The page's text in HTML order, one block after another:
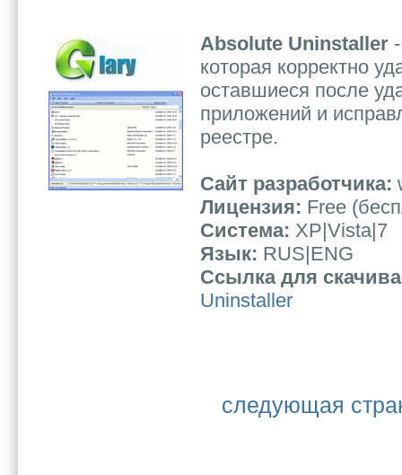
Absolute Uninstaller
которая корректно
оставшиеся после
приложений и
реестре.
Сайт разработчика:
Лицензия: Free
Система: XP|Vista|7
Язык: RUS|ENG
Ссылка для
Uninstaller
следующая